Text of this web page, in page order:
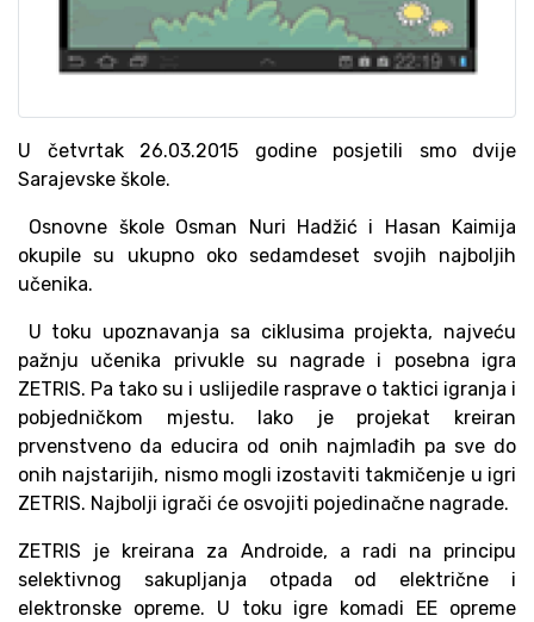
U četvrtak 26.03.2015 godine posjetili smo dvije
Sarajevske škole.
Osnovne škole Osman Nuri Hadžić i Hasan Kaimija
okupile su ukupno oko sedamdeset svojih najboljih
učenika.
U toku upoznavanja sa ciklusima projekta, najveću
pažnju učenika privukle su nagrade i posebna igra
ZETRIS. Pa tako su i uslijedile rasprave o taktici igranja i
pobjedničkom mjestu. Iako je projekat kreiran
prvenstveno da educira od onih najmlađih pa sve do
onih najstarijih, nismo mogli izostaviti takmičenje u igri
ZETRIS. Najbolji igrači će osvojiti pojedinačne nagrade.
ZETRIS je kreirana za Androide, a radi na principu
selektivnog sakupljanja otpada od električne i
elektronske opreme. U toku igre komadi EE opreme